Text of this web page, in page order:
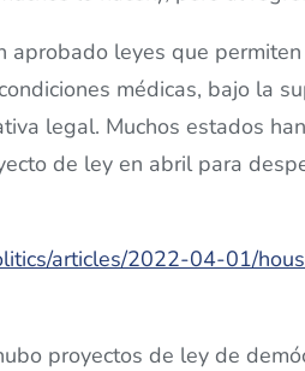
leyes que
médicas, bajo la
legal. Muchos estados
de ley en abril para
articles/2022-04-01/
proyectos de ley de